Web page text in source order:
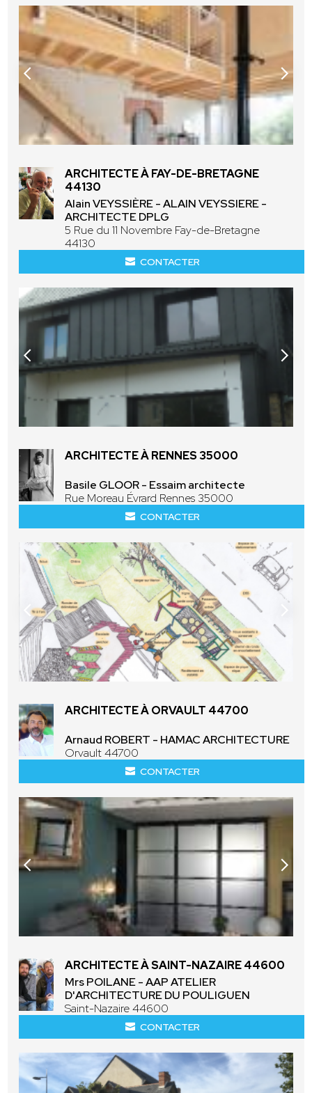
ARCHITECTE À FAY-DE-BRETAGNE
44130
Alain VEYSSIÈRE - ALAIN VEYSSIERE -
ARCHITECTE DPLG
5 Rue du 11 Novembre Fay-de-Bretagne
44130
CONTACTER
ARCHITECTE À RENNES 35000
Basile GLOOR - Essaim architecte
Rue Moreau Évrard Rennes 35000
CONTACTER
ARCHITECTE À ORVAULT 44700
Arnaud ROBERT - HAMAC ARCHITECTURE
Orvault 44700
CONTACTER
ARCHITECTE À SAINT-NAZAIRE 44600
Mrs POILANE - AAP ATELIER
D'ARCHITECTURE DU POULIGUEN
Saint-Nazaire 44600
CONTACTER